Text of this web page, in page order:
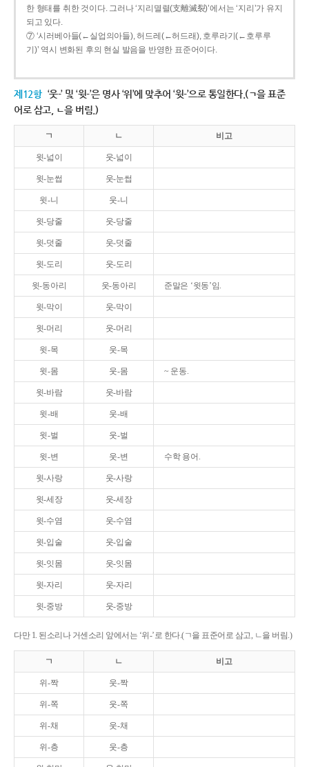
한 형태를 취한 것이다. 그러나 ‘지리멸렬(支離滅裂)’에서는 ‘지리’가 유지
되고 있다.
⑦ ‘시러베아들(←실업의아들), 허드레(←허드래), 호루라기(←호루루
기)’ 역시 변화된 후의 현실 발음을 반영한 표준어이다.
제12항 ‘웃-’ 및 ‘윗-’은 명사 ‘위’에 맞추어 ‘윗-’으로 통일한다.(ㄱ을 표준
어로 삼고, ㄴ을 버림.)
ㄱ ㄴ 비고
윗-넓이 웃-넓이
윗-눈썹 웃-눈썹
윗-니 웃-니
윗-당줄 웃-당줄
윗-덧줄 웃-덧줄
윗-도리 웃-도리
윗-동아리 웃-동아리 준말은 ‘윗동’임.
윗-막이 웃-막이
윗-머리 웃-머리
윗-목 웃-목
윗-몸 웃-몸 ~ 운동.
윗-바람 웃-바람
윗-배 웃-배
윗-벌 웃-벌
윗-변 웃-변 수학 용어.
윗-사랑 웃-사랑
윗-세장 웃-세장
윗-수염 웃-수염
윗-입술 웃-입술
윗-잇몸 웃-잇몸
윗-자리 웃-자리
윗-중방 웃-중방
다만 1. 된소리나 거센소리 앞에서는 ‘위-’로 한다.(ㄱ을 표준어로 삼고, ㄴ을 버림.)
ㄱ ㄴ 비고
위-짝 웃-짝
위-쪽 웃-쪽
위-채 웃-채
위-층 웃-층